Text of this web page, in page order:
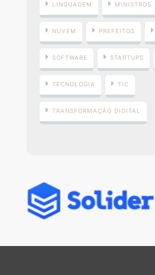
LINGUAGEM MINISTROS
NUVEM PREFEITOS
SOFTWARE STARTUPS
TECNOLOGIA TIC
TRANSFORMAÇÃO DIGITAL